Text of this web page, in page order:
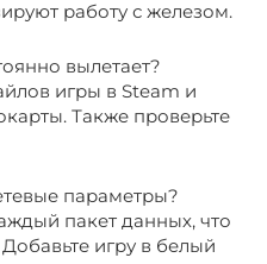
работу с железом.
вылетает?
игры в Steam и
Также проверьте
параметры?
пакет данных, что
игру в белый